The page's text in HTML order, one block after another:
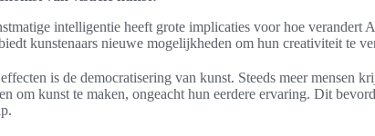
intelligentie heeft grote implicaties voor hoe verandert
kunstenaars nieuwe mogelijkheden om hun creativiteit te
is de democratisering van kunst. Steeds meer mensen
om kunst te maken, ongeacht hun eerdere ervaring. Dit